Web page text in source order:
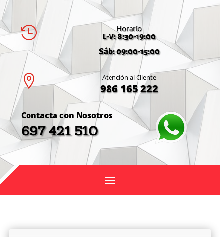
 Horario
L-V: 8:30-19:00
Sáb: 09:00-15:00
 Atención al Cliente
986 165 222
Contacta con Nosotros
697 421 510